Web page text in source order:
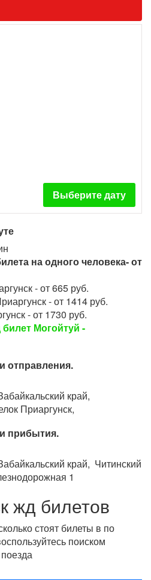
Выберите дату
на одного человека- от
- от 665 руб.
- от 1414 руб.
- от 1730 руб.
Могойтуй -
отправления.
край,
Приаргунск,
прибытия.
край, Читинский
1
жд билетов
стоят билеты в по
поиском